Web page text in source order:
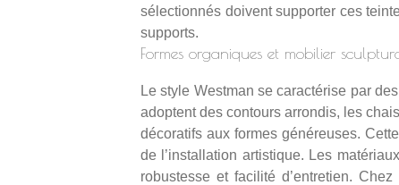
sélectionnés doivent supporter ces
supports.
Formes organiques et mobilier
Le style Westman se caractérise par
adoptent des contours arrondis, les
décoratifs aux formes généreuses.
de l’installation artistique. Les
robustesse et facilité d’entretien. Chez